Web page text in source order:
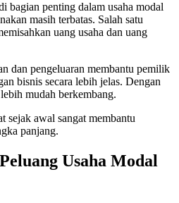
bagian penting dalam usaha modal
masih terbatas. Salah satu
uang usaha dan uang
dan pengeluaran membantu pemilik
bisnis secara lebih jelas. Dengan
mudah berkembang.
sejak awal sangat membantu
panjang.
Usaha Modal